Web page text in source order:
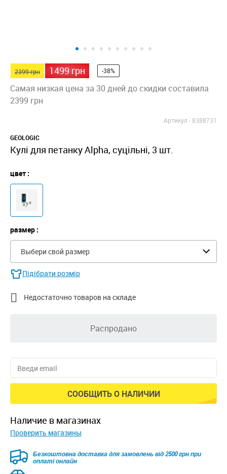
2399 грн 1499 грн -38%
Самая низкая цена за 30 дней до скидки составила
2399 грн
Артикул -8388731
GEOLOGIC
Кулі для петанку Alpha, суцільні, 3 шт.
цвет :
размер :
Выбери свой размер
Підібрати розмір
 Недостаточно товаров на складе
Распродано
СООБЩИТЬ О НАЛИЧИИ
наличие в магазинах
Проверить магазины
Безкоштовна доставка для замовлень від 2500 грн при
оплаті онлайн